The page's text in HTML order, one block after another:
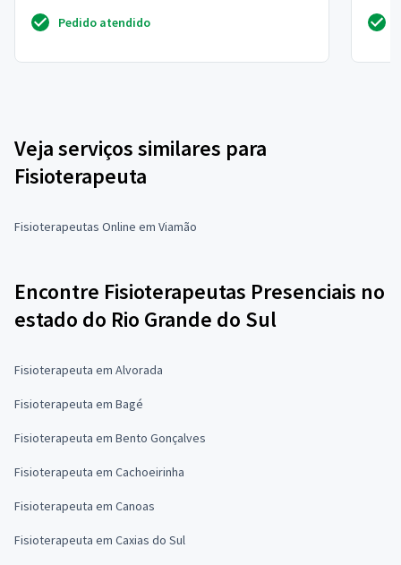
Pedido atendido
Veja serviços similares para
Fisioterapeuta
Fisioterapeutas Online em Viamão
Encontre Fisioterapeutas Presenciais no
estado do Rio Grande do Sul
Fisioterapeuta em Alvorada
Fisioterapeuta em Bagé
Fisioterapeuta em Bento Gonçalves
Fisioterapeuta em Cachoeirinha
Fisioterapeuta em Canoas
Fisioterapeuta em Caxias do Sul